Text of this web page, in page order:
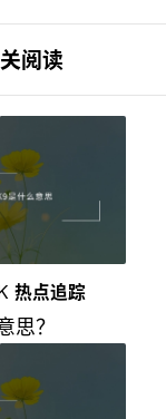
阅读
热点追踪
思？